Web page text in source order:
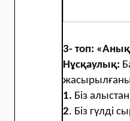
3- топ:
Нұсқаулық:
1. Біз
2. Біз гүлді